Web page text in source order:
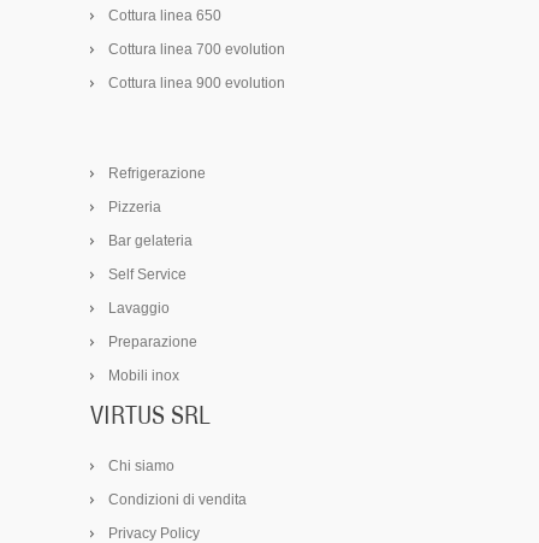
Cottura linea 650
Cottura linea 700 evolution
Cottura linea 900 evolution
Refrigerazione
Pizzeria
Bar gelateria
Self Service
Lavaggio
Preparazione
Mobili inox
VIRTUS SRL
Chi siamo
Condizioni di vendita
Privacy Policy